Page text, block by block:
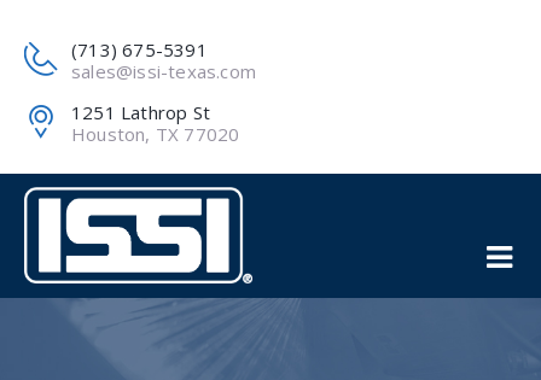
(713) 675-5391
sales@issi-texas.com
1251 Lathrop St
Houston, TX 77020